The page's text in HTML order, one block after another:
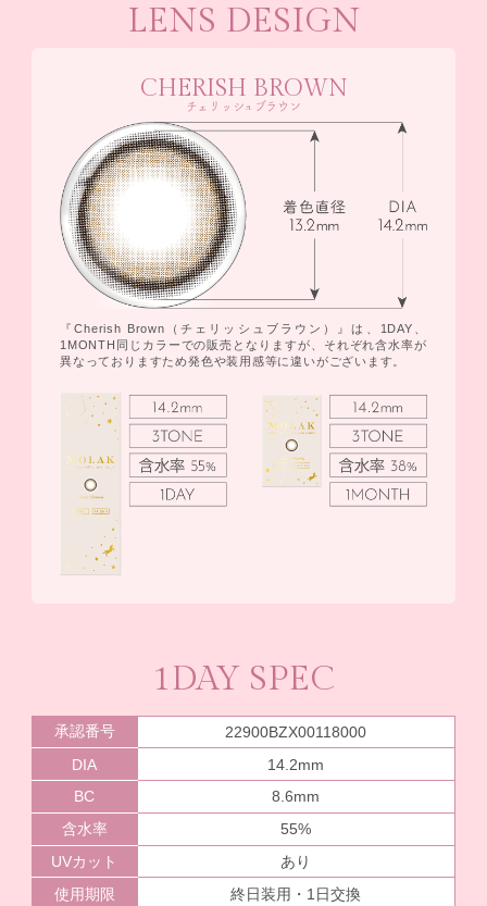
LENS DESIGN
CHERISH BROWN
チェリッシュブラウン
『Cherish Brown（チェリッシュブラウン）』は、1DAY、
1MONTH同じカラーでの販売となりますが、それぞれ含水率が
異なっておりますため発色や装用感等に違いがございます。
1DAY SPEC
承認番号
22900BZX00118000
DIA
14.2mm
BC
8.6mm
含水率
55%
UVカット
あり
使用期限
終日装用・1日交換